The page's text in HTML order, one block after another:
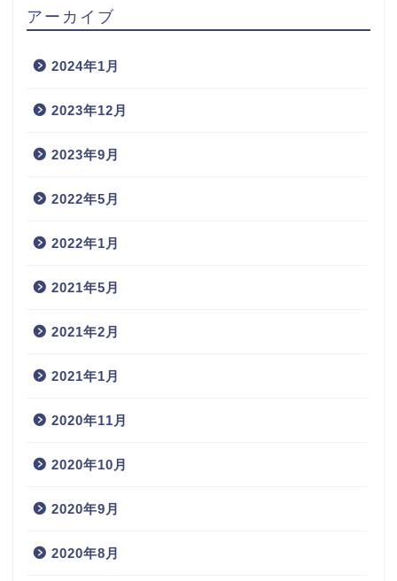
アーカイブ
2024年1月
2023年12月
2023年9月
2022年5月
2022年1月
2021年5月
2021年2月
2021年1月
2020年11月
2020年10月
2020年9月
2020年8月